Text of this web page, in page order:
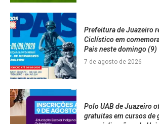
Prefeitura de Juazeiro
Ciclístico em
Pais neste domingo (9)
7 de agosto de 2026
Polo UAB de Juazeiro
gratuitas em cursos de